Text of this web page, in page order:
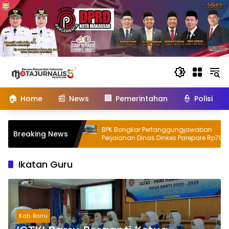
konten
🏠 Home 📰 News 🏢 Pemerintahan 👮 Polisi
Breaking News
PT Japfa
BPK Bongkar Pertanggungjawaban
Perjalanan Dinas Dinkes Parepare Rp70,5
Juta Tanpa Bukti Pengeluaran Riil
Ikatan Guru
Kab. Barru